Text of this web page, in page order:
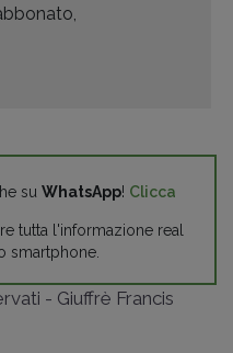
su WhatsApp! Clicca
tutta l'informazione real
smartphone.
- Giuffrè Francis